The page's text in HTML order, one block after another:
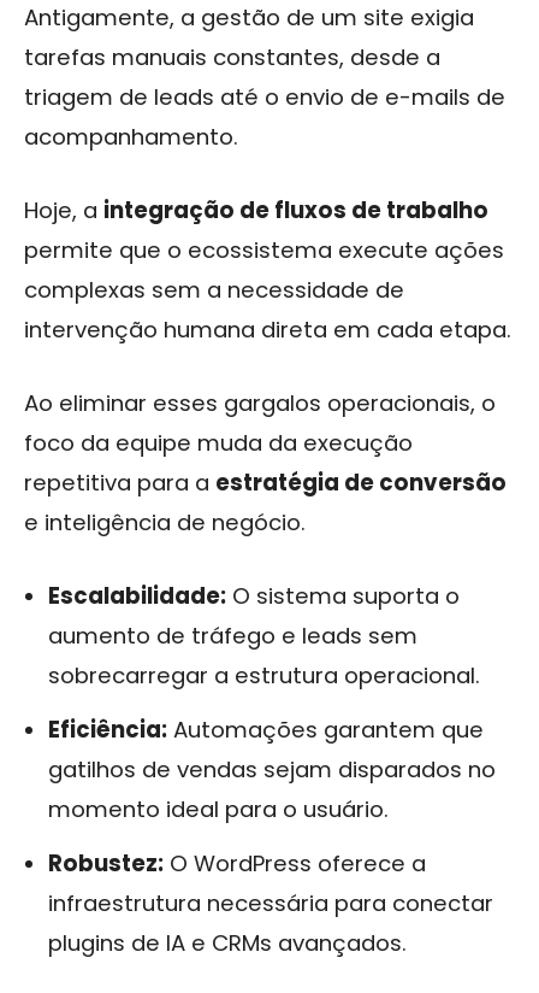
Antigamente, a gestão de um site exigia
tarefas manuais constantes, desde a
triagem de leads até o envio de e-mails de
acompanhamento.
Hoje, a integração de fluxos de trabalho
permite que o ecossistema execute ações
complexas sem a necessidade de
intervenção humana direta em cada etapa.
Ao eliminar esses gargalos operacionais, o
foco da equipe muda da execução
repetitiva para a estratégia de conversão
e inteligência de negócio.
Escalabilidade: O sistema suporta o
aumento de tráfego e leads sem
sobrecarregar a estrutura operacional.
Eficiência: Automações garantem que
gatilhos de vendas sejam disparados no
momento ideal para o usuário.
Robustez: O WordPress oferece a
infraestrutura necessária para conectar
plugins de IA e CRMs avançados.